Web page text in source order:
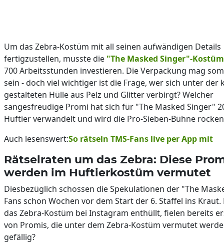
Um das Zebra-Kostüm mit all seinen aufwändigen Details
fertigzustellen, musste die "The Masked Singer"-
700 Arbeitsstunden investieren. Die Verpackung mag
sein - doch viel wichtiger ist die Frage, wer sich unter der
gestalteten Hülle aus Pelz und Glitter verbirgt? Welcher
sangesfreudige Promi hat sich für "The Masked Singer"
Huftier verwandelt und wird die Pro-Sieben-Bühne
Auch lesenswert:So rätseln TMS-Fans live per App mit
Rätselraten um das Zebra: Diese
werden im Huftierkostüm vermutet
Diesbezüglich schossen die Spekulationen der "The
Fans schon Wochen vor dem Start der 6. Staffel ins
das Zebra-Kostüm bei Instagram enthüllt, fielen bereits
von Promis, die unter dem Zebra-Kostüm vermutet
gefällig?